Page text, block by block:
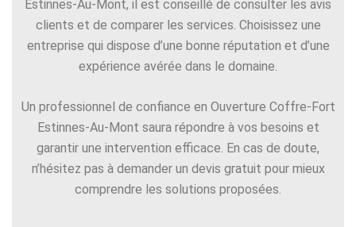
Estinnes-Au-Mont, il est conseillé de consulter les avis
clients et de comparer les services. Choisissez une
entreprise qui dispose d’une bonne réputation et d’une
expérience avérée dans le domaine.
Un professionnel de confiance en Ouverture Coffre-Fort
Estinnes-Au-Mont saura répondre à vos besoins et
garantir une intervention efficace. En cas de doute,
n’hésitez pas à demander un devis gratuit pour mieux
comprendre les solutions proposées.